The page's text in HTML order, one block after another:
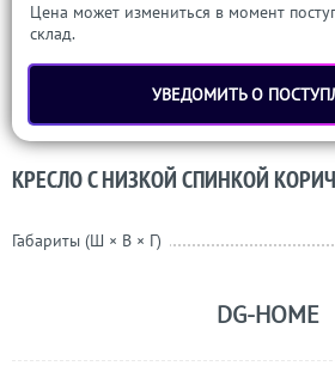
Цена может измениться в момент
склад.
УВЕДОМИТЬ О
КРЕСЛО С НИЗКОЙ СПИНКОЙ
Габариты (Ш × В × Г)
DG-HOME